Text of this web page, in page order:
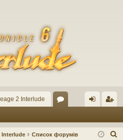
2 Interlude
ум д ст
Interlude Список форумів